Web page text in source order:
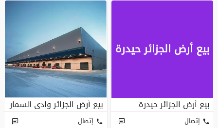
بيع أرض الجزائر حيدرة
بيع أرض الجزائر حيدرة
إتصال
بيع أرض الجزائر وادي السمار
إتصال